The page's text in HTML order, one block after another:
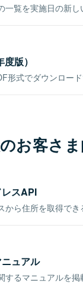
覧を実施日の新し
版）
形式でダウンロード
お客さ
スAPI
ら住所を取得でき
ュアル
るマニュアルを掲